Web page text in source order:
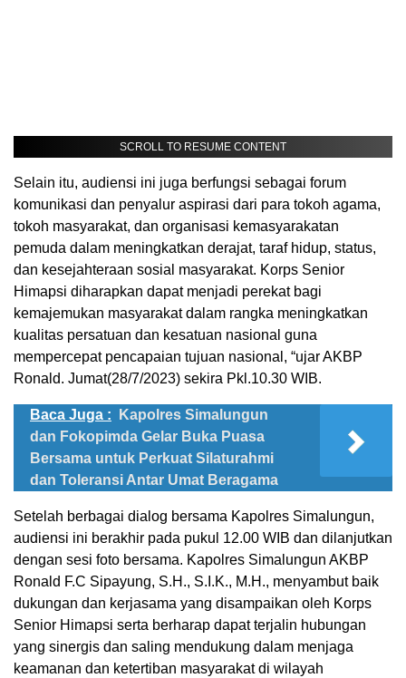
SCROLL TO RESUME CONTENT
Selain itu, audiensi ini juga berfungsi sebagai forum
komunikasi dan penyalur aspirasi dari para tokoh agama,
tokoh masyarakat, dan organisasi kemasyarakatan
pemuda dalam meningkatkan derajat, taraf hidup, status,
dan kesejahteraan sosial masyarakat. Korps Senior
Himapsi diharapkan dapat menjadi perekat bagi
kemajemukan masyarakat dalam rangka meningkatkan
kualitas persatuan dan kesatuan nasional guna
mempercepat pencapaian tujuan nasional, “ujar AKBP
Ronald. Jumat(28/7/2023) sekira Pkl.10.30 WIB.
Baca Juga :
Kapolres Simalungun
dan Fokopimda Gelar Buka Puasa
Bersama untuk Perkuat Silaturahmi
dan Toleransi Antar Umat Beragama
Setelah berbagai dialog bersama Kapolres Simalungun,
audiensi ini berakhir pada pukul 12.00 WIB dan dilanjutkan
dengan sesi foto bersama. Kapolres Simalungun AKBP
Ronald F.C Sipayung, S.H., S.I.K., M.H., menyambut baik
dukungan dan kerjasama yang disampaikan oleh Korps
Senior Himapsi serta berharap dapat terjalin hubungan
yang sinergis dan saling mendukung dalam menjaga
keamanan dan ketertiban masyarakat di wilayah